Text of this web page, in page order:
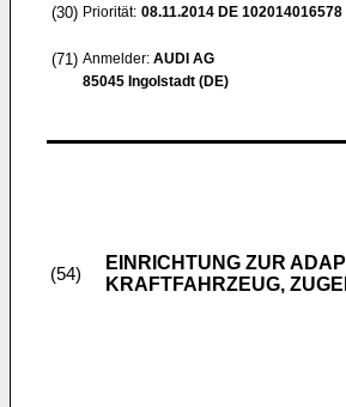
(30) Priorität: 08.11.2014 DE 102014016578
(71) Anmelder: AUDI AG
85045 Ingolstadt (DE)
(54)
EINRICHTUNG ZUR
KRAFTFAHRZEUG,